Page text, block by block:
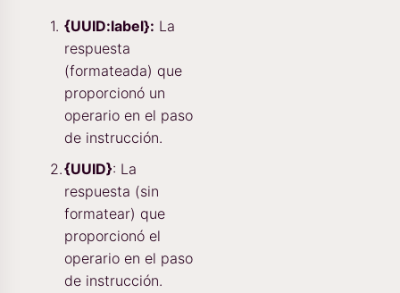
{UUID:label}: La
respuesta
(formateada) que
proporcionó un
operario en el paso
de instrucción.
{UUID}: La
respuesta (sin
formatear) que
proporcionó el
operario en el paso
de instrucción.